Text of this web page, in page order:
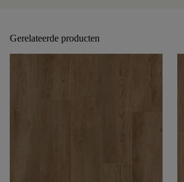
Gerelateerde producten